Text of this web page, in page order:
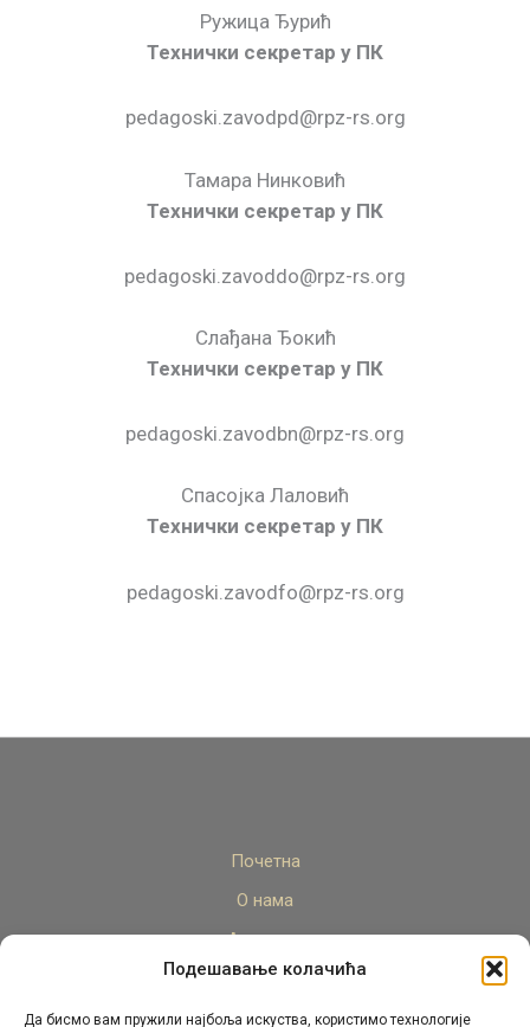
Подешавање колачића
Да бисмо вам пружили најбоља искуства, користимо технологије
Ружица Ђурић
Технички секретар у ПК
pedagoski.zavodpd@rpz-rs.org
Тамара Нинковић
Технички секретар у ПК
pedagoski.zavoddo@rpz-rs.org
Слађана Ђокић
Технички секретар у ПК
pedagoski.zavodbn@rpz-rs.org
Спасојка Лаловић
Технички секретар у ПК
pedagoski.zavodfo@rpz-rs.org
Почетна
О нама
Актуелно
Стручни кадар
Пројекти